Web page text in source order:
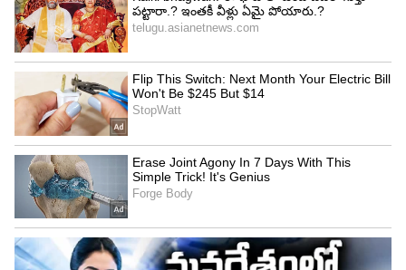
సూపర్ కింగ్స్ (CSK), రాజస్థాన్ రాయల్స్ (RR) జట్లకు బాగా
కలిసి వచ్చింది. ముఖ్యంగా చెన్నై సూపర్ కింగ్స్‌కు ఇది ఒక
లైఫ్ లైన్ అని చెప్పాలి. ప్రస్తుతం చెన్నై ఖాతాలో 12
పాయింట్లు ఉన్నాయి.
సీఎస్కే ఆడబోయే మిగిలిన రెండు మ్యాచ్‌ల్లో గెలిస్తే ఈజీగా
16 పాయింట్లతో ప్లేఆఫ్స్ రేసులో ముందుంటారు. కానీ
పంజాబ్ మాత్రం చివరి మ్యాచ్ గెలిచినా 15 పాయింట్లే
వస్తాయి కాబట్టి, టాప్-4 రేసులో పంజాబ్ అవకాశాలు
తక్కువే. చెన్నైకి ఛాన్స్ పెరిగింది.